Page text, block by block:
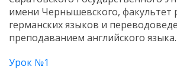
имени Чернышевского, факультет
германских языков и
преподаванием английского языка.
Урок №1